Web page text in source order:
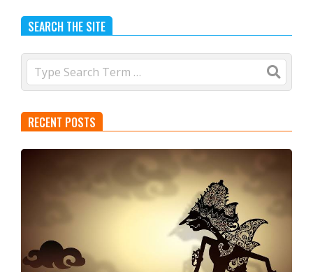
SEARCH THE SITE
Search
RECENT POSTS